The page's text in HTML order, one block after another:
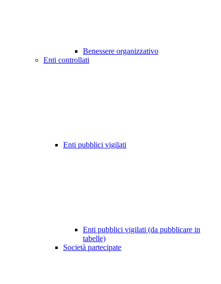
Benessere organizzativo
Enti controllati
Enti pubblici vigilati
Enti pubblici vigilati (da pubblicare in
tabelle)
Società partecipate